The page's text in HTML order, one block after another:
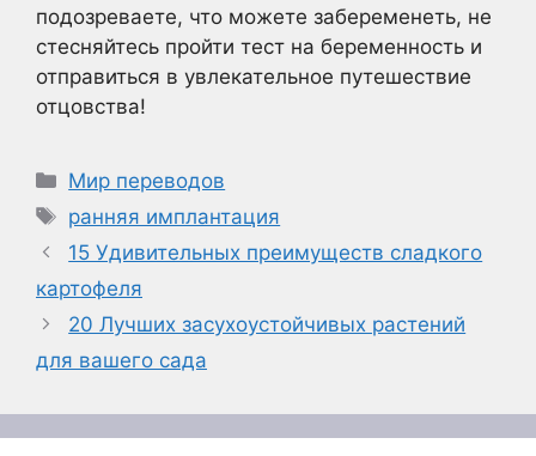
подозреваете, что можете забеременеть, не
стесняйтесь пройти тест на беременность и
отправиться в увлекательное путешествие
отцовства!
Рубрики
Мир переводов
Метки
ранняя имплантация
15 Удивительных преимуществ сладкого
картофеля
20 Лучших засухоустойчивых растений
для вашего сада